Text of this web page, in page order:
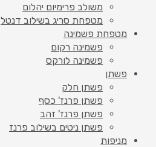
משולב פרימיום יהלום
מטפחת סריג בשילוב דנטל
מטפחת פשמינה
פשמינה רקום
פשמינה לורקס
פשתן
פשתן חלק
פשתן פרנז' כסף
פשתן פרנז' זהב
פשתן ניטים בשילוב פרנז
מניפות